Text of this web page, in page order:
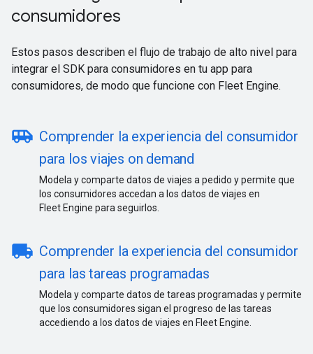
consumidores
Estos pasos describen el flujo de trabajo de alto nivel para
integrar el SDK para consumidores en tu app para
consumidores, de modo que funcione con Fleet Engine.
airport_shuttle Comprender la experiencia del consumidor
para los viajes on demand
Modela y comparte datos de viajes a pedido y permite que
los consumidores accedan a los datos de viajes en
Fleet Engine para seguirlos.
local_shipping Comprender la experiencia del consumidor
para las tareas programadas
Modela y comparte datos de tareas programadas y permite
que los consumidores sigan el progreso de las tareas
accediendo a los datos de viajes en Fleet Engine.